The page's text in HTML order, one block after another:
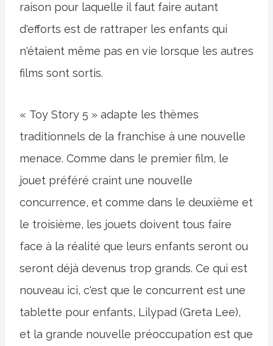
raison pour laquelle il faut faire autant
d'efforts est de rattraper les enfants qui
n'étaient même pas en vie lorsque les autres
films sont sortis.
« Toy Story 5 » adapte les thèmes
traditionnels de la franchise à une nouvelle
menace. Comme dans le premier film, le
jouet préféré craint une nouvelle
concurrence, et comme dans le deuxième et
le troisième, les jouets doivent tous faire
face à la réalité que leurs enfants seront ou
seront déjà devenus trop grands. Ce qui est
nouveau ici, c'est que le concurrent est une
tablette pour enfants, Lilypad (Greta Lee),
et la grande nouvelle préoccupation est que